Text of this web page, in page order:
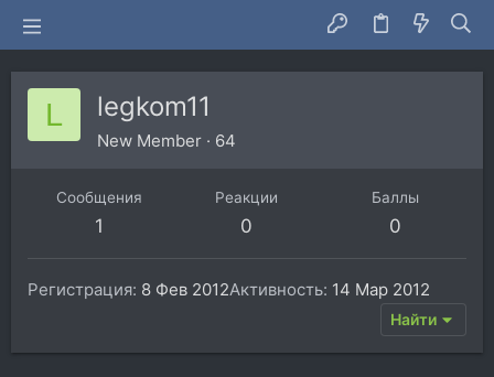
L legkom11
New Member · 64
Сообщения
1
Реакции
0
Баллы
0
Регистрация 8 Фев 2012Активность 14 Мар 2012
Найти